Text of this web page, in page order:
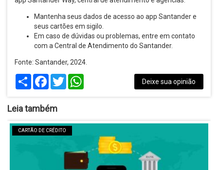
Mantenha seus dados de acesso ao app Santander e
seus cartões em sigilo.
Em caso de dúvidas ou problemas, entre em contato
com a Central de Atendimento do Santander.
Fonte: Santander, 2024.
Share Facebook
Twitter Deixe sua opinião
Leia também
CARTÃO DE CRÉDITO